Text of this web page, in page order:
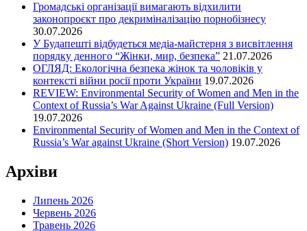
Громадські організації вимагають відхилити
законопроєкт про декриміналізацію порнобізнесу
30.07.2026
У Будапешті відбудеться медіа-майстерня з висвітлення
порядку денного “Жінки, мир, безпека” 21.07.2026
ОГЛЯД: Екологічна безпека жінок та чоловіків у
контексті війни росії проти України 19.07.2026
REVIEW: Environmental Security of Women and Men in the
Context of Russia’s War Against Ukraine (Full Version)
19.07.2026
Environmental Security of Women and Men in the Context of
Russia’s War against Ukraine (Short Version) 19.07.2026
Архіви
Липень 2026
Червень 2026
Травень 2026